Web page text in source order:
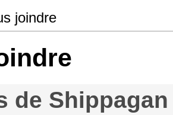
joindre
de Shippagan